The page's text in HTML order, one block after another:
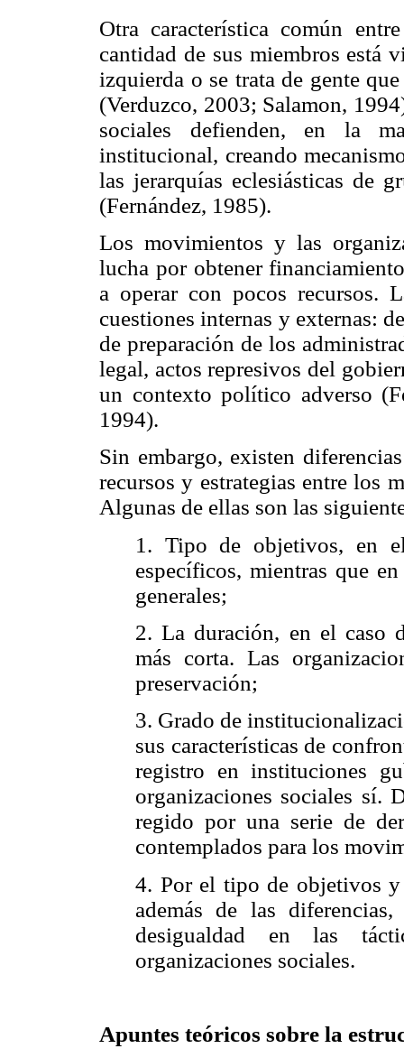
Otra característica común
cantidad de sus miembros está
izquierda o se trata de gente
(Verduzco, 2003; Salamon,
sociales defienden, en la
institucional, creando
las jerarquías eclesiásticas de
(Fernández, 1985).
Los movimientos y las
lucha por obtener
a operar con pocos recursos.
cuestiones internas y externas:
de preparación de los
legal, actos represivos del
un contexto político adverso
1994).
Sin embargo, existen
recursos y estrategias entre los
Algunas de ellas son las
1. Tipo de objetivos, en
específicos, mientras que
generales;
2. La duración, en el caso
más corta. Las
preservación;
3. Grado de
sus características de
registro en instituciones
organizaciones sociales sí.
regido por una serie de
contemplados para los
4. Por el tipo de objetivos y
además de las
desigualdad en las
organizaciones sociales.
Apuntes teóricos sobre la